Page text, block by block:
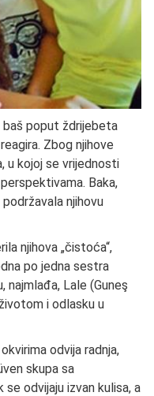
baš poput ždrijebeta
Zbog njihove
u kojoj se vrijednosti
Baka,
njihovu
njihova „čistoća“,
po jedna sestra
najmlađa, Lale (Guneş
i odlasku u
odvija radnja,
skupa sa
odvijaju izvan kulisa, a